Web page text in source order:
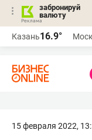
забронируй
валюту
Казань16.9°
15 февраля 2022,